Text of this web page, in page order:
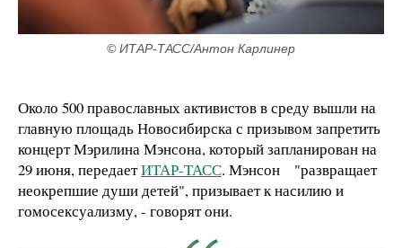
© ИТАР-ТАСС/Антон Карлинер
Около 500 православных активистов в среду вышли на
главную площадь Новосибирска с призывом запретить
концерт Мэрилина Мэнсона, который запланирован на
29 июня, передаетИТАР-ТАСС. Мэнсон "развращает
неокрепшие души детей", призывает к насилию и
гомосексуализму, - говорят они.